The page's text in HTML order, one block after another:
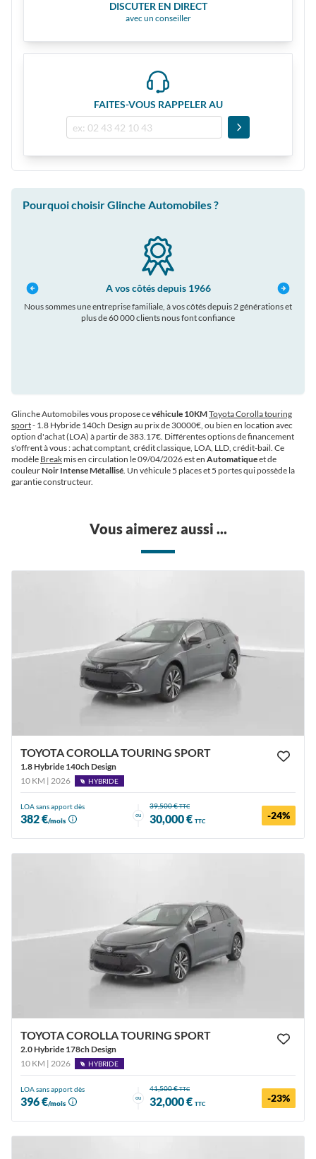
DISCUTER EN DIRECT
avec un conseiller
FAITES-VOUS RAPPELER AU
Pourquoi choisir Glinche Automobiles ?
A vos côtés depuis 1966
Nous sommes une entreprise familiale, à vos côtés depuis 2 générations et
plus de 60 000 clients nous font confiance
Glinche Automobiles vous propose cevéhicule 10KMToyota Corolla touring
sport- 1.8 Hybride 140ch Design au prix de 30000€, ou bien en location avec
option d'achat (LOA) à partir de 383.17€. Différentes options de financement
s'offrent à vous : achat comptant, crédit classique, LOA, LLD, crédit-bail. Ce
modèle Breakmis en circulation le 09/04/2026 est en Automatiqueet de
couleurNoir Intense Métallisé. Un véhicule 5 places et 5 portes qui possède la
garantie constructeur.
Vous aimerez aussi ...
TOYOTA COROLLA TOURING SPORT
1.8 Hybride 140ch Design
10 KM | 2026
HYBRIDE
LOA sans apport dès
382 €/mois
ou
39,500 €TTC
30,000 € TTC -24%
TOYOTA COROLLA TOURING SPORT
2.0 Hybride 178ch Design
10 KM | 2026
HYBRIDE
LOA sans apport dès
396 €/mois
ou
41,500 €TTC
32,000 € TTC -23%